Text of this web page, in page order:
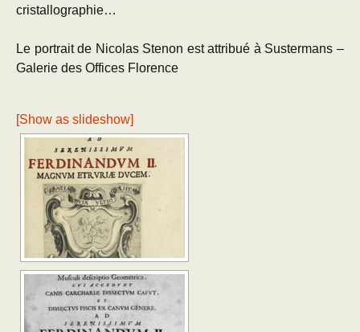
cristallographie…
Le portrait de Nicolas Stenon est attribué à Sustermans –
Galerie des Offices Florence
[Show as slideshow]